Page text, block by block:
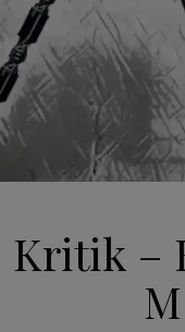
Kritik –